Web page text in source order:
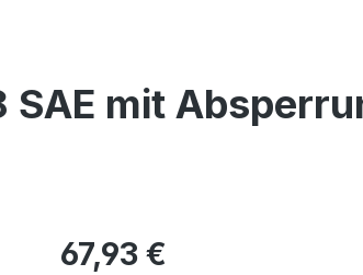
mit
67,93 €